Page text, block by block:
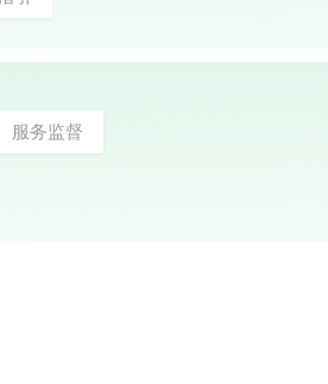
服务监督